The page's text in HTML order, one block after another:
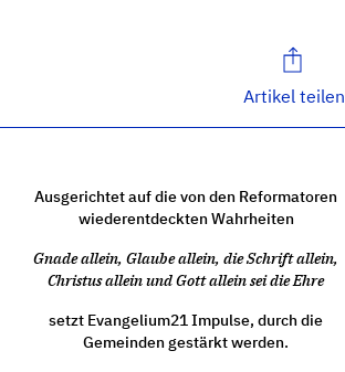
Artikel teilen
Ausgerichtet auf die von den Reformatoren
wiederentdeckten Wahrheiten
Gnade allein, Glaube allein, die Schrift allein,
Christus allein und Gott allein sei die Ehre
setzt Evangelium21 Impulse, durch die
Gemeinden gestärkt werden.